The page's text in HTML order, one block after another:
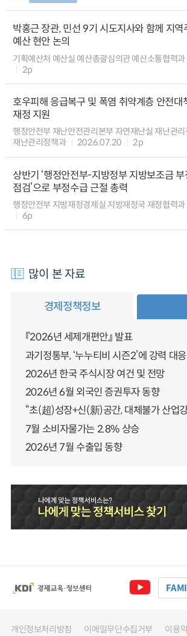
박홍근 장관, 민선 9기 시도지사와 함께 지
예산 현안 논의
기획예산처 예산실 예산총괄심의관 예산소통협력과
2p
호우피해 응급복구 및 폭염 취약계층 안전대
재정 지원
행정안전부 재난안전관리본부 자연재난실 재난관
재난관리정책과
2026.07.20 2p
상반기 ‘행정안전부-지방정부 지방보조금
점검’으로 부정수급 근절 총력
행정안전부 지방재정경제실 지방재정국 재정협력과
6p
많이 본 자료
경제정책정보
『2026년 세제개편안』 발표
과기정통부, ‘누누티비 시즌2’에 강력 대
2026년 한국 주식시장 여건 및 전망
2026년 6월 외국인 증권투자 동향
“초(超)성장+신(新)공간, 대체불가 산업
7월 소비자물가는 2.8% 상승
2026년 7월 수출입 동향
개인정보처리방침 이메일무단수집거부 이용